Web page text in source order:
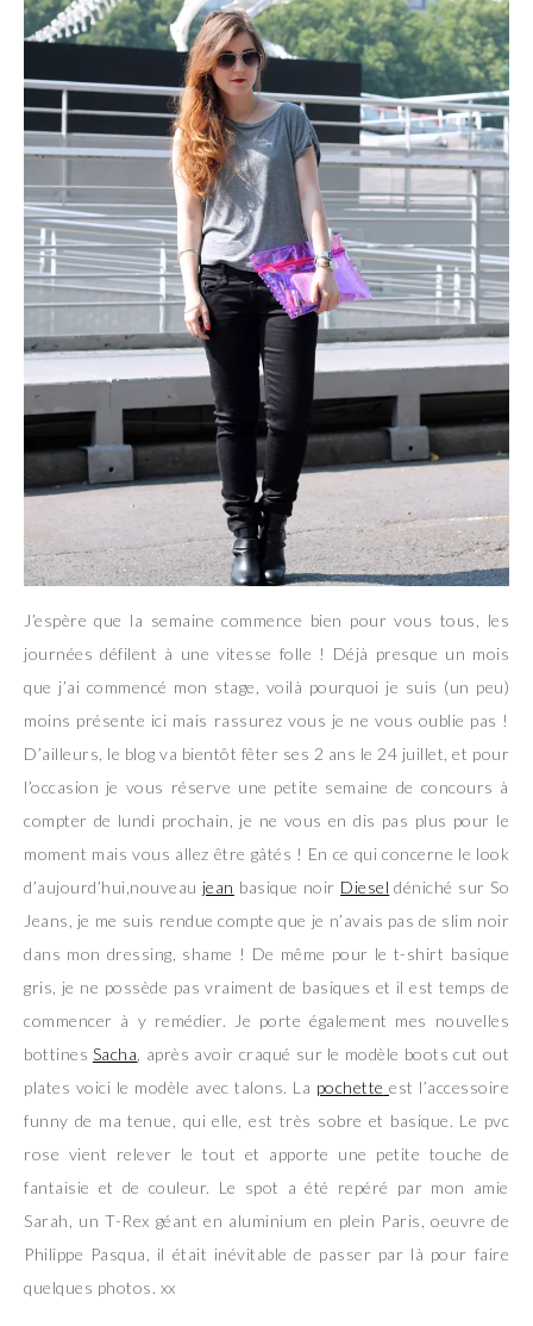
J’espère que la semaine commence bien pour vous tous, les
journées défilent à une vitesse folle ! Déjà presque un mois
que j’ai commencé mon stage, voilà pourquoi je suis (un peu)
moins présente ici mais rassurez vous je ne vous oublie pas !
D’ailleurs, le blog va bientôt fêter ses 2 ans le 24 juillet, et pour
l’occasion je vous réserve une petite semaine de concours à
compter de lundi prochain, je ne vous en dis pas plus pour le
moment mais vous allez être gâtés ! En ce qui concerne le look
d’aujourd’hui,nouveau jean basique noir Diesel déniché sur So
Jeans, je me suis rendue compte que je n’avais pas de slim noir
dans mon dressing, shame ! De même pour le t-shirt basique
gris, je ne possède pas vraiment de basiques et il est temps de
commencer à y remédier. Je porte également mes nouvelles
bottines Sacha , après avoir craqué sur le modèle boots cut out
plates voici le modèle avec talons. La pochette est l’accessoire
funny de ma tenue, qui elle, est très sobre et basique. Le pvc
rose vient relever le tout et apporte une petite touche de
fantaisie et de couleur. Le spot a été repéré par mon amie
Sarah, un T-Rex géant en aluminium en plein Paris, oeuvre de
Philippe Pasqua, il était inévitable de passer par là pour faire
quelques photos. xx